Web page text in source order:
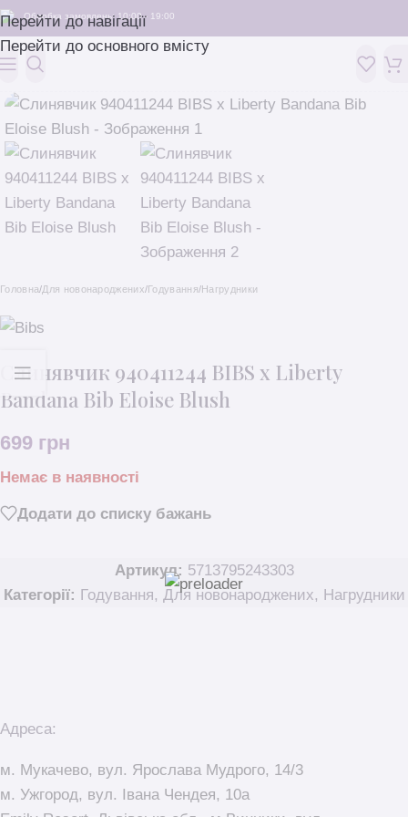
Перейти до навігації
Перейти до основного вмісту
Обробка замовлень: 10:00 - 19:00
Головна/Для новонароджених/Годування/Нагрудники
Слинявчик 940411244 BIBS x Liberty
Bandana Bib Eloise Blush
699 грн
Немає в наявності
Додати до списку бажань
Артикул: 5713795243303
Категорії: Годування, Для новонароджених, Нагрудники
Адреса:
м. Мукачево, вул. Ярослава Мудрого, 14/3
м. Ужгород, вул. Івана Чендея, 10а